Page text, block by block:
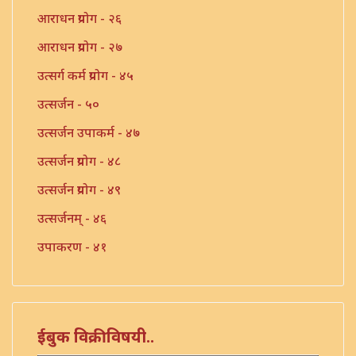
आराधन प्रयोग - २६
आराधन प्रयोग - २७
उत्सर्ग कर्म प्रयोग - ४५
उत्सर्जन - ५०
उत्सर्जन उपाकर्म - ४७
उत्सर्जन प्रयोग - ४८
उत्सर्जन प्रयोग - ४९
उत्सर्जनम् - ४६
उपाकरण - ४१
उपाकर्म - ४३
उपाकर्म - ४४
ईबुक विक्रीविषयी..